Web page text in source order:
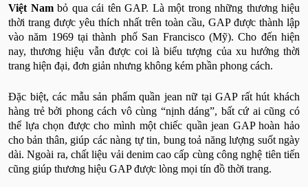
Việt Nam bỏ qua cái tên GAP. Là một trong những thương hiệu
thời trang được yêu thích nhất trên toàn cầu, GAP được thành lập
vào năm 1969 tại thành phố San Francisco (Mỹ). Cho đến hiện
nay, thương hiệu vẫn được coi là biểu tượng của xu hướng thời
trang hiện đại, đơn giản nhưng không kém phần phong cách.
Đặc biệt, các mẫu sản phẩm quần jean nữ tại GAP rất hút khách
hàng trẻ bởi phong cách vô cùng “nịnh dáng”, bất cứ ai cũng có
thể lựa chọn được cho mình một chiếc quần jean GAP hoàn hảo
cho bản thân, giúp các nàng tự tin, bung toả năng lượng suốt ngày
dài. Ngoài ra, chất liệu vải denim cao cấp cùng công nghệ tiên tiến
cũng giúp thương hiệu GAP được lòng mọi tín đồ thời trang.